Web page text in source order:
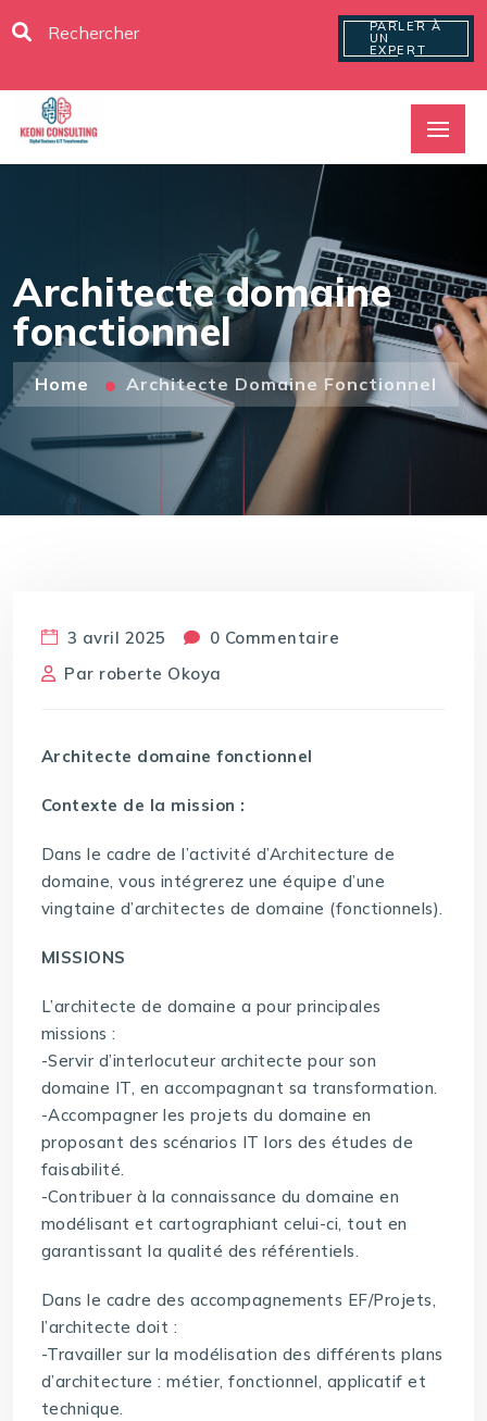
PARLER À
UN
EXPERT
Architecte domaine
fonctionnel
Home Architecte Domaine Fonctionnel
3 avril 2025
0 Commentaire
Par roberte Okoya
Architecte domaine fonctionnel
Contexte de la mission :
Dans le cadre de l’activité d’Architecture de
domaine, vous intégrerez une équipe d’une
vingtaine d’architectes de domaine (fonctionnels).
MISSIONS
L’architecte de domaine a pour principales
missions :
-Servir d’interlocuteur architecte pour son
domaine IT, en accompagnant sa transformation.
-Accompagner les projets du domaine en
proposant des scénarios IT lors des études de
faisabilité.
-Contribuer à la connaissance du domaine en
modélisant et cartographiant celui-ci, tout en
garantissant la qualité des référentiels.
Dans le cadre des accompagnements EF/Projets,
l’architecte doit :
-Travailler sur la modélisation des différents plans
d’architecture : métier, fonctionnel, applicatif et
technique.